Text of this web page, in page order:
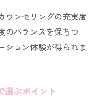
ウンセリングの充実度
のバランスを保ちつ
ション体験が得られま
選ぶポイント